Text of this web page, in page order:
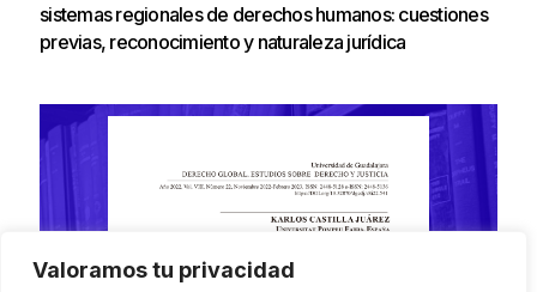
Valoramos tu privacidad
sistemas regionales de derechos humanos: cuestiones
previas, reconocimiento y naturaleza jurídica